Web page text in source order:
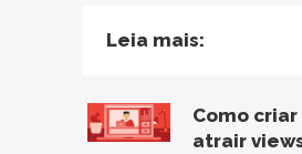
Leia mais:
Como
atrair